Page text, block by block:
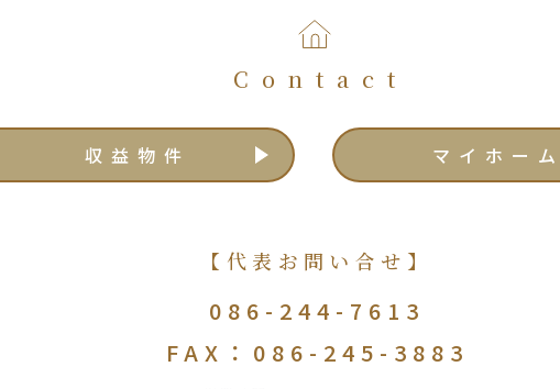
Contact
収益物件 マイホー
【代表お問い合せ】
086-244-7613
FAX：086-245-3883